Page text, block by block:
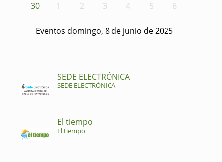
30
1 2 3 4 5 6
Eventos domingo, 8 de junio de 2025
SEDE ELECTRÓNICA
SEDE ELECTRÓNICA
El tiempo
El tiempo